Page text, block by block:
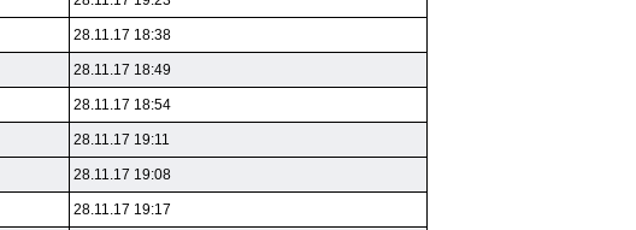
28.11.17 18:38
28.11.17 18:49
28.11.17 18:54
28.11.17 19:11
28.11.17 19:08
28.11.17 19:17